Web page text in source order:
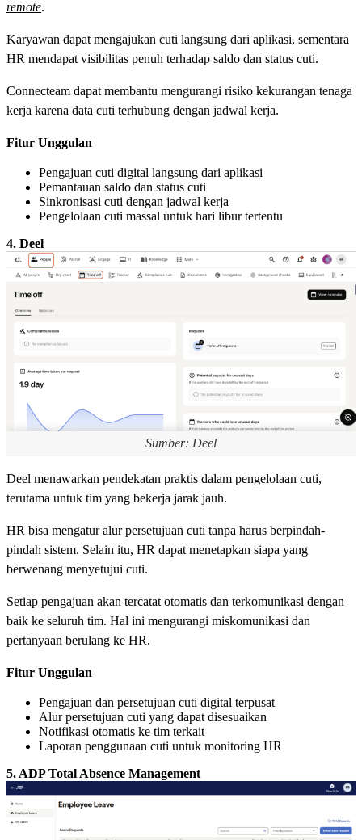
remote.
Karyawan dapat mengajukan cuti langsung dari aplikasi, sementara
HR mendapat visibilitas penuh terhadap saldo dan status cuti.
Connecteam dapat membantu mengurangi risiko kekurangan tenaga
kerja karena data cuti terhubung dengan jadwal kerja.
Fitur Unggulan
Pengajuan cuti digital langsung dari aplikasi
Pemantauan saldo dan status cuti
Sinkronisasi cuti dengan jadwal kerja
Pengelolaan cuti massal untuk hari libur tertentu
4. Deel
Sumber: Deel
Deel menawarkan pendekatan praktis dalam pengelolaan cuti,
terutama untuk tim yang bekerja jarak jauh.
HR bisa mengatur alur persetujuan cuti tanpa harus berpindah-
pindah sistem. Selain itu, HR dapat menetapkan siapa yang
berwenang menyetujui cuti.
Setiap pengajuan akan tercatat otomatis dan terkomunikasi dengan
baik ke seluruh tim. Hal ini mengurangi miskomunikasi dan
pertanyaan berulang ke HR.
Fitur Unggulan
Pengajuan dan persetujuan cuti digital terpusat
Alur persetujuan cuti yang dapat disesuaikan
Notifikasi otomatis ke tim terkait
Laporan penggunaan cuti untuk monitoring HR
5. ADP Total Absence Management